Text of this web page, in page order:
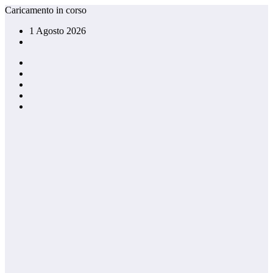
Vai
contenuto
Caricamento in corso
1 Agosto 2026